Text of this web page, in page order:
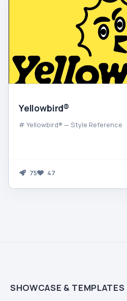
Yellowbird®
# Yellowbird® — Style Reference
75 47
SHOWCASE & TEMPLATES